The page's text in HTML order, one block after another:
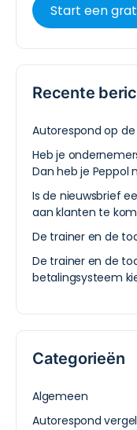
Start een
Recente
Autorespond op
Heb je
Dan heb je Peppol
Is de nieuwsbrief
aan klanten te
De trainer en de
De trainer en de
betalingsysteem
Categorieën
Algemeen
Autorespond